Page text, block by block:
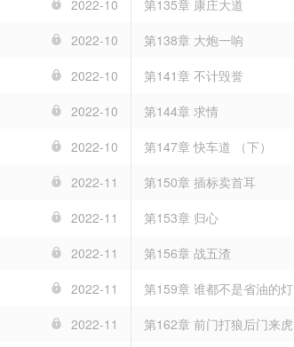
2022-10 第135章 康庄大道
2022-10 第138章 大炮一响
2022-10 第141章 不计毁誉
2022-10 第144章 求情
2022-10 第147章 快车道 （下）
2022-11 第150章 插标卖首耳
2022-11 第153章 归心
2022-11 第156章 战五渣
2022-11 第159章 谁都不是省油的灯
2022-11 第162章 前门打狼后门来虎